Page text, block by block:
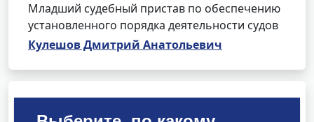
Младший судебный пристав по обеспечению
установленного порядка деятельности судов
Кулешов Дмитрий Анатольевич